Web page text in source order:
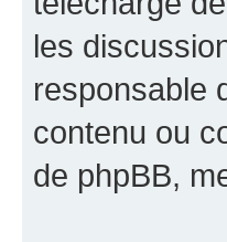
les
responsable
contenu ou
de phpBB,